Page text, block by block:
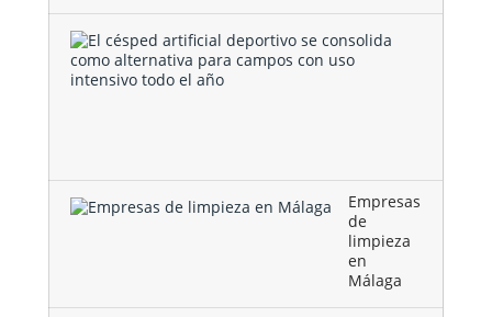
Empresas
de
limpieza
en
Málaga